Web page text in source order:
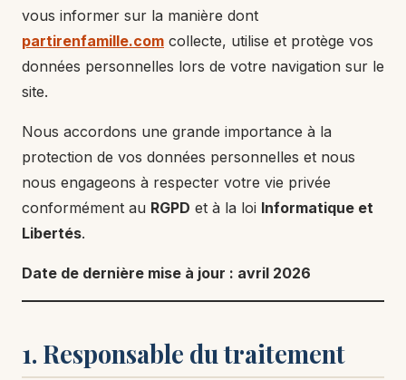
vous informer sur la manière dont
partirenfamille.com collecte, utilise et protège vos
données personnelles lors de votre navigation sur le
site.
Nous accordons une grande importance à la
protection de vos données personnelles et nous
nous engageons à respecter votre vie privée
conformément au RGPD et à la loi Informatique et
Libertés.
Date de dernière mise à jour : avril 2026
1. Responsable du traitement